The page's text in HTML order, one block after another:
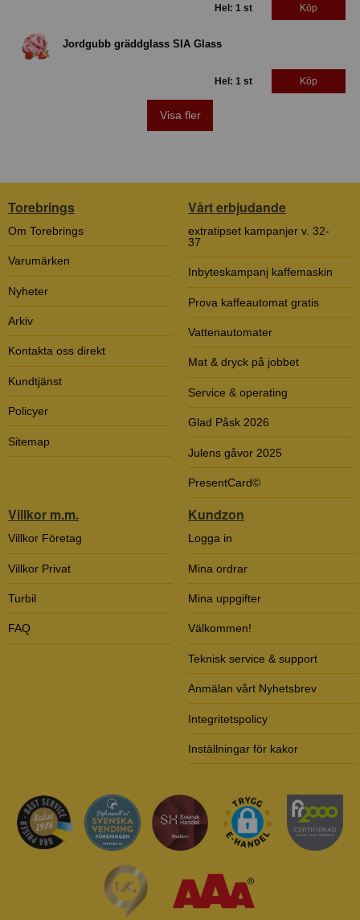
Hel: 1 st Köp
Jordgubb gräddglass SIA Glass
Hel: 1 st Köp
Visa fler
Torebrings
Om Torebrings
Varumärken
Nyheter
Arkiv
Kontakta oss direkt
Kundtjänst
Policyer
Sitemap
Vårt erbjudande
extratipset kampanjer v. 32-
37
Inbyteskampanj kaffemaskin
Prova kaffeautomat gratis
Vattenautomater
Mat & dryck på jobbet
Service & operating
Glad Påsk 2026
Julens gåvor 2025
PresentCard©
Villkor m.m.
Villkor Företag
Villkor Privat
Turbil
FAQ
Kundzon
Logga in
Mina ordrar
Mina uppgifter
Välkommen!
Teknisk service & support
Anmälan vårt Nyhetsbrev
Integritetspolicy
Inställningar för kakor